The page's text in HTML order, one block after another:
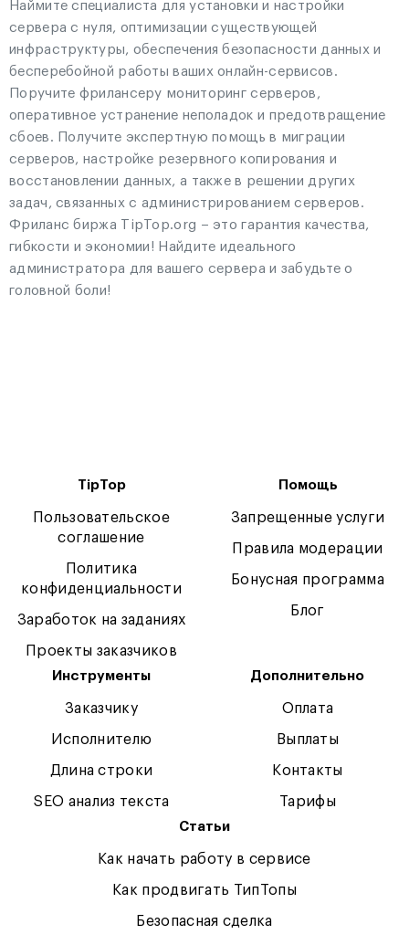
Наймите специалиста для установки и настройки
сервера с нуля, оптимизации существующей
инфраструктуры, обеспечения безопасности данных и
бесперебойной работы ваших онлайн-сервисов.
Поручите фрилансеру мониторинг серверов,
оперативное устранение неполадок и предотвращение
сбоев. Получите экспертную помощь в миграции
серверов, настройке резервного копирования и
восстановлении данных, а также в решении других
задач, связанных с администрированием серверов.
Фриланс биржа TipTop.org – это гарантия качества,
гибкости и экономии! Найдите идеального
администратора для вашего сервера и забудьте о
головной боли!
TipTop
Пользовательское
соглашение
Политика
конфиденциальности
Заработок на заданиях
Проекты заказчиков
Помощь
Запрещенные услуги
Правила модерации
Бонусная программа
Блог
Инструменты
Заказчику
Исполнителю
Длина строки
SEO анализ текста
Дополнительно
Оплата
Выплаты
Контакты
Тарифы
Статьи
Как начать работу в сервисе
Как продвигать ТипТопы
Безопасная сделка